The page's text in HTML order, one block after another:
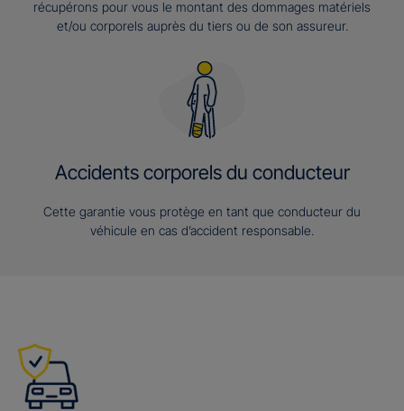
récupérons pour vous le montant des dommages matériels
et/ou corporels auprès du tiers ou de son assureur.
Accidents corporels du conducteur
Cette garantie vous protège en tant que conducteur du
véhicule en cas d’accident responsable.